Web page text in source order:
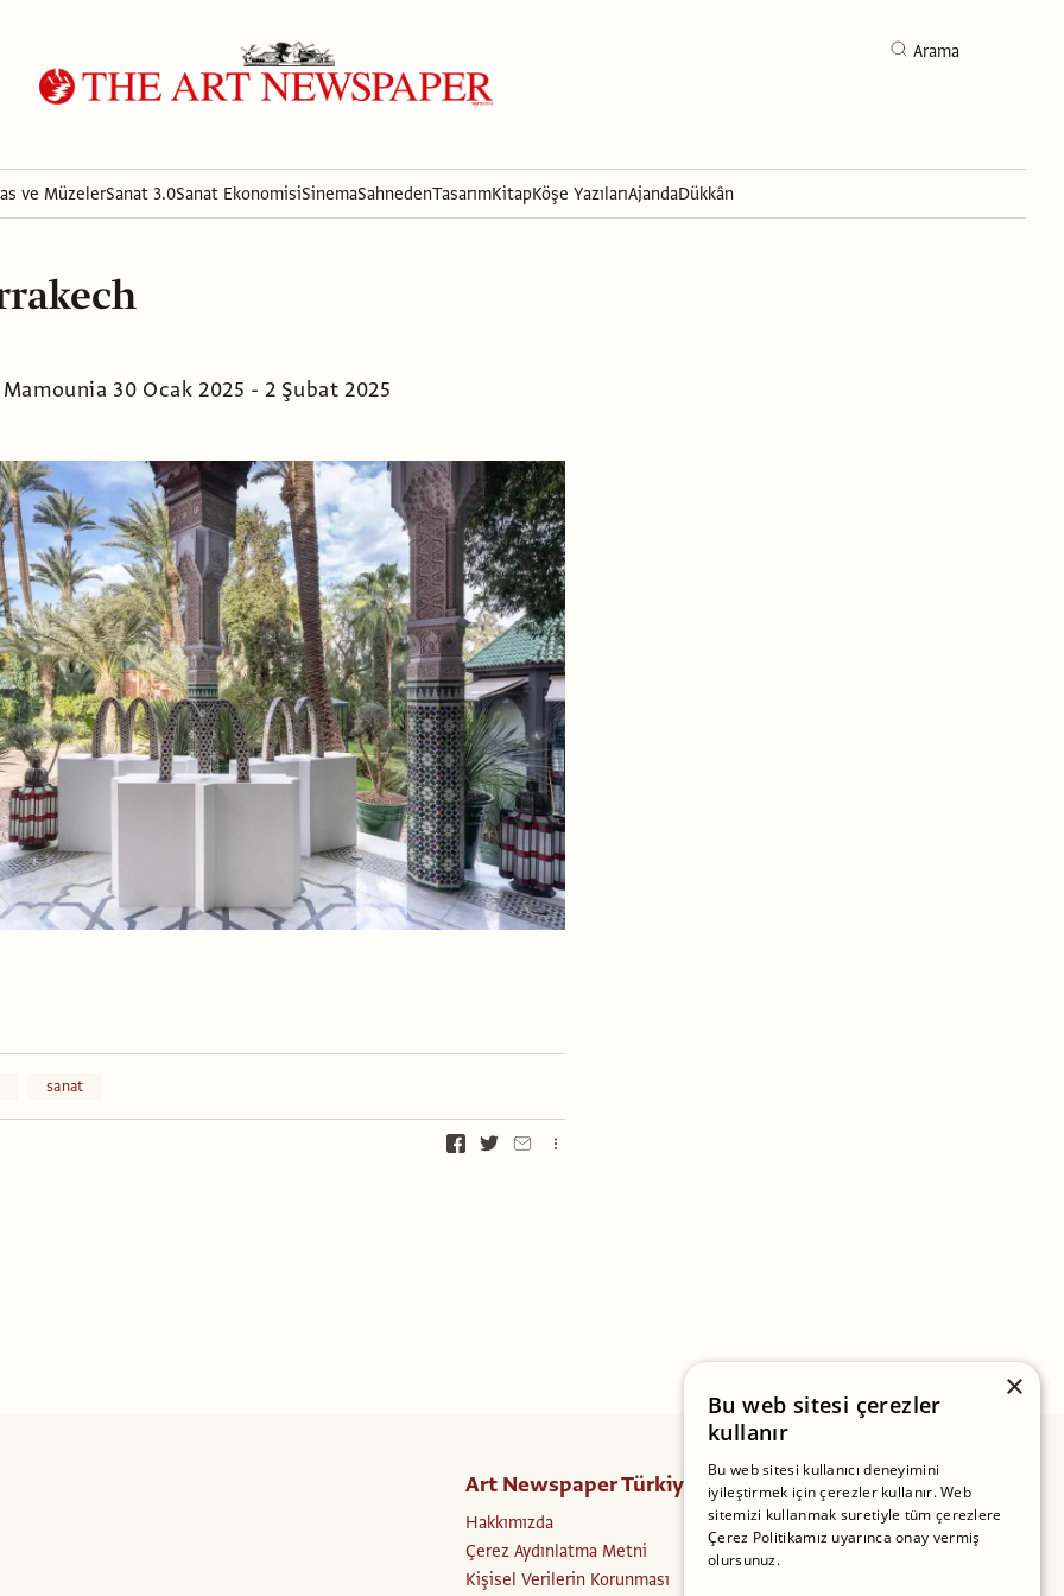
Arama
ve MüzelerSanat 3.0Sanat EkonomisiSinemaSahnedenTasarımKitapKöşe YazılarıAjandaDükkân
Mamounia 30 Ocak 2025 - 2 Şubat 2025
sanat
Art Newspaper Türkiye
Hakkımızda
Çerez Aydınlatma Metni
Kişisel Verilerin Korunması
Takip Edin
Facebook
×
Bu web sitesi çerezler
kullanır
Bu web sitesi kullanıcı deneyimini
iyileştirmek için çerezler kullanır. Web
sitemizi kullanmak suretiyle tüm çerezlere
Çerez Politikamız uyarınca onay vermiş
olursunuz.